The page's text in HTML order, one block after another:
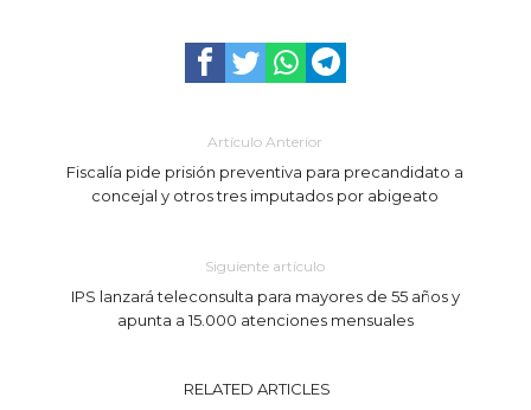
Artículo Anterior
Fiscalía pide prisión preventiva para precandidato a
concejal y otros tres imputados por abigeato
Siguiente artículo
IPS lanzará teleconsulta para mayores de 55 años y
apunta a 15.000 atenciones mensuales
RELATED ARTICLES